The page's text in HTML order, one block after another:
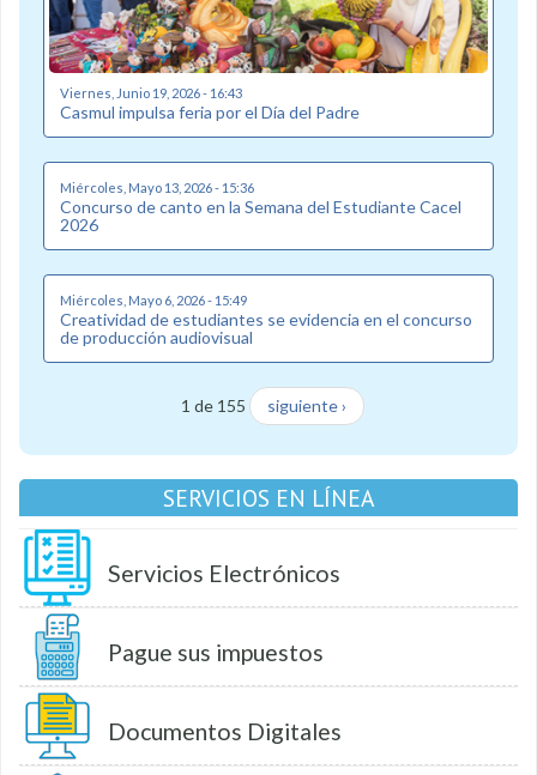
Viernes, Junio 19, 2026 - 16:43
Casmul impulsa feria por el Día del Padre
Miércoles, Mayo 13, 2026 - 15:36
Concurso de canto en la Semana del Estudiante Cacel
2026
Miércoles, Mayo 6, 2026 - 15:49
Creatividad de estudiantes se evidencia en el concurso
de producción audiovisual
1 de 155 siguiente ›
SERVICIOS EN LÍNEA
Servicios Electrónicos
Pague sus impuestos
Documentos Digitales